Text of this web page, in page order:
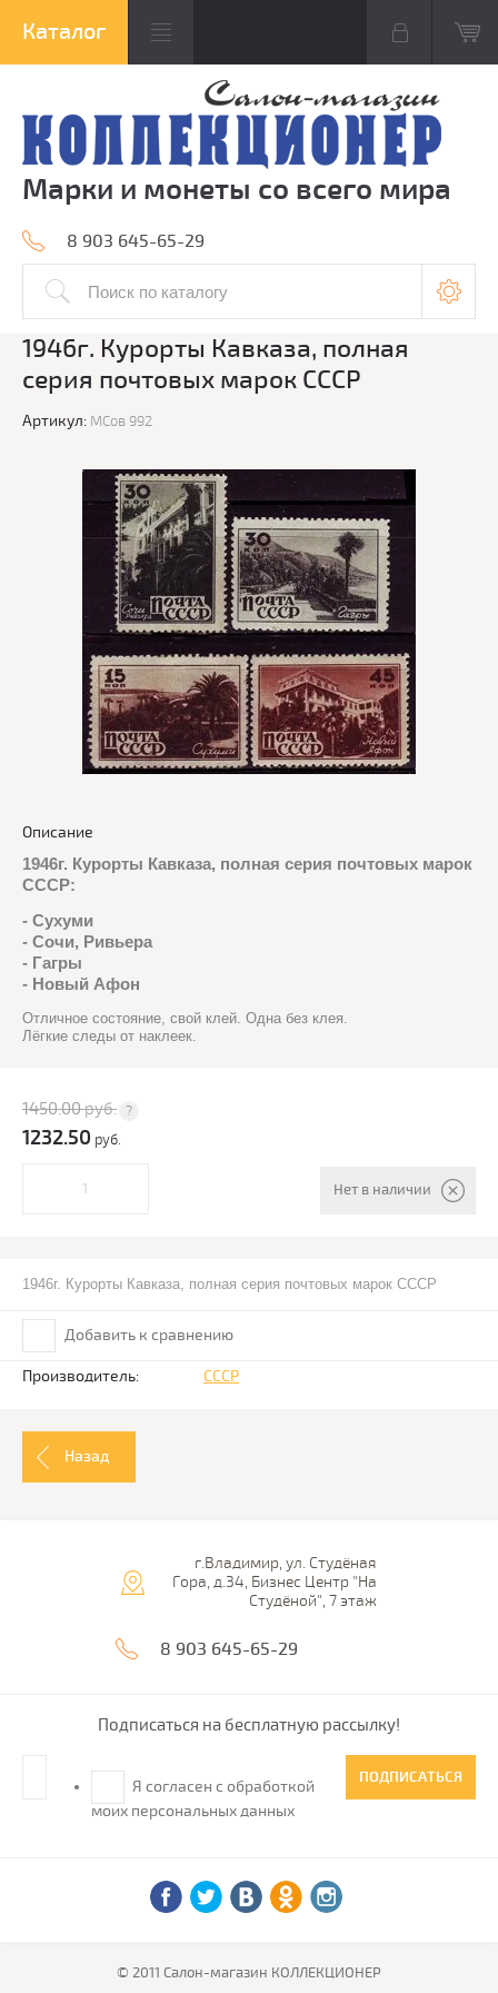
Марки и монеты со всего мира
8 903 645-65-29
1946г. Курорты Кавказа, полная
серия почтовых марок СССР
Артикул: МСов 992
Описание
1946г. Курорты Кавказа, полная серия почтовых марок
СССР:
- Сухуми
- Сочи, Ривьера
- Гагры
- Новый Афон
Отличное состояние, свой клей. Одна без клея.
Лёгкие следы от наклеек.
1450.00руб.
1232.50 руб.
Нет в наличии
1946г. Курорты Кавказа, полная серия почтовых марок СССР
Добавить к сравнению
Производитель: СССР
Назад
г.Владимир, ул. Студёная
Гора, д.34, Бизнес Центр "На
Студёной", 7 этаж
8 903 645-65-29
Подписаться на бесплатную рассылку!
Я согласен с обработкой
моих персональных данных
ПОДПИСАТЬСЯ
© 2011 Салон-магазин КОЛЛЕКЦИОНЕР